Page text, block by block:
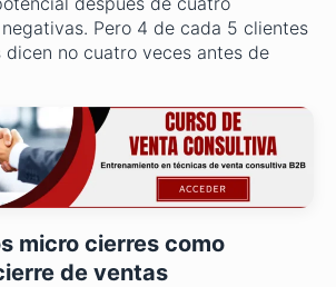
Pero 4 de cada 5 clientes
dicen no cuatro veces antes de
micro cierres como
de ventas